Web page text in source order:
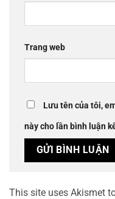
Trang web
Lưu tên của tôi,
này cho lần bình luận
This site uses Akismet